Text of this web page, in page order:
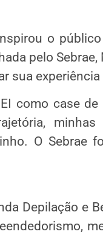
o
pelo
sua
como case
O Sebrae
Depilação e